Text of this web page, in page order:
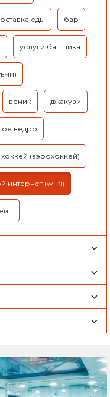
еды бар
услуги банщика
веник джакузи
ведро
(аэрохоккей)
интернет (wi-fi)